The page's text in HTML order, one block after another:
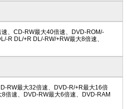
、CD-RW最大40倍速、DVD-ROM/-
R DL/+R DL/-RW/+RW最大8倍速、
RW最大32倍速、DVD-R/+R最大16倍
倍速、DVD-RW最大6倍速、DVD-RAM